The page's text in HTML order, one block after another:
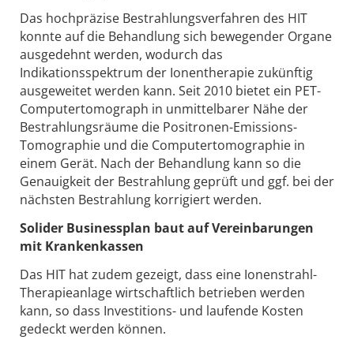
Das hochpräzise Bestrahlungsverfahren des HIT
konnte auf die Behandlung sich bewegender Organe
ausgedehnt werden, wodurch das
Indikationsspektrum der Ionentherapie zukünftig
ausgeweitet werden kann. Seit 2010 bietet ein PET-
Computertomograph in unmittelbarer Nähe der
Bestrahlungsräume die Positronen-Emissions-
Tomographie und die Computertomographie in
einem Gerät. Nach der Behandlung kann so die
Genauigkeit der Bestrahlung geprüft und ggf. bei der
nächsten Bestrahlung korrigiert werden.
Solider Businessplan baut auf Vereinbarungen
mit Krankenkassen
Das HIT hat zudem gezeigt, dass eine Ionenstrahl-
Therapieanlage wirtschaftlich betrieben werden
kann, so dass Investitions- und laufende Kosten
gedeckt werden können.